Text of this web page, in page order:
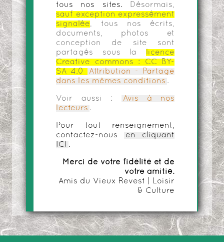
tous nos sites.
Désormais,
sauf exception expressément
signalée, tous nos écrits,
documents, photos et
conception de site sont
partagés sous la
licence
Creative commons :
CC BY-
SA 4.0
Attribution - Partage
dans les mêmes conditions .
Voir aussi :
Avis à nos
lecteurs .
Pour tout renseignement,
contactez-nous
en cliquant
ICI
.
Merci de votre fidélité et de
votre amitié.
Amis du Vieux Revest | Loisir
& Culture